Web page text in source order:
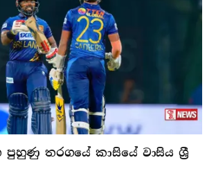
පුහුණු තරගයේ කාසියේ වාසිය ශ්‍රී